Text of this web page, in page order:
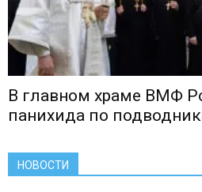
В главном храме ВМФ
панихида по
НОВОСТИ